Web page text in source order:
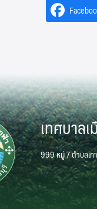
เทศบาล
999 หมู่ 7 ตำบลเก